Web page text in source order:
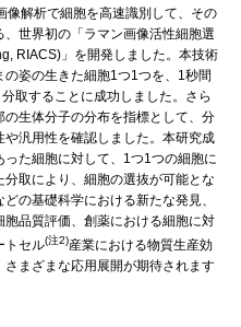
像解析で細胞を高速識別して、その
世界初の「ラマン画像活性細胞選
RIACS)」を開発しました。本技術
姿の生きた細胞1つ1つを、1秒間
取することに成功しました。さら
生体分子の分布を指標として、分
汎用性を確認しました。本研究成
た細胞に対して、1つ1つの細胞に
取により、細胞の選抜が可能とな
の基礎科学における新たな発見、
品質評価、創薬における細胞に対
トセル(注2)産業における物質生産効
まざまな応用展開が期待されます